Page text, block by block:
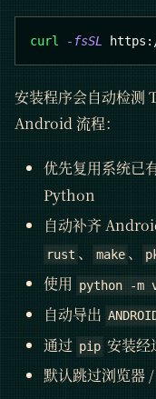
curl -fsSL
安装程序会自动检测
Android 流程：
优先复用系统已
Python
自动补齐
rust 、 make 、
使用 python -m
自动导出
通过 pip 安装经
默认跳过浏览器